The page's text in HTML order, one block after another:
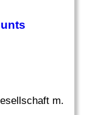
m.